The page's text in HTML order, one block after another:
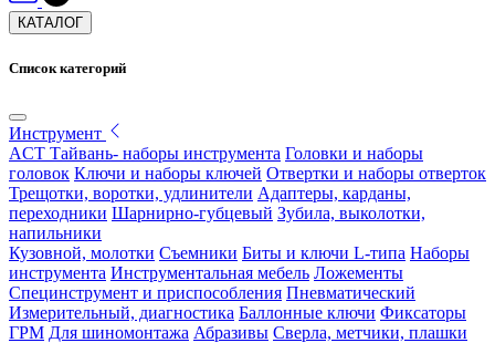
КАТАЛОГ
Список категорий
Инструмент
ACT Тайвань- наборы инструмента Головки и наборы
головок Ключи и наборы ключей Отвертки и наборы отверток
Трещотки, воротки, удлинители Адаптеры, карданы,
переходники Шарнирно-губцевый Зубила, выколотки,
напильники
Кузовной, молотки Съемники Биты и ключи L-типа Наборы
инструмента Инструментальная мебель Ложементы
Специнструмент и приспособления Пневматический
Измерительный, диагностика Баллонные ключи Фиксаторы
ГРМ Для шиномонтажа Абразивы Сверла, метчики, плашки